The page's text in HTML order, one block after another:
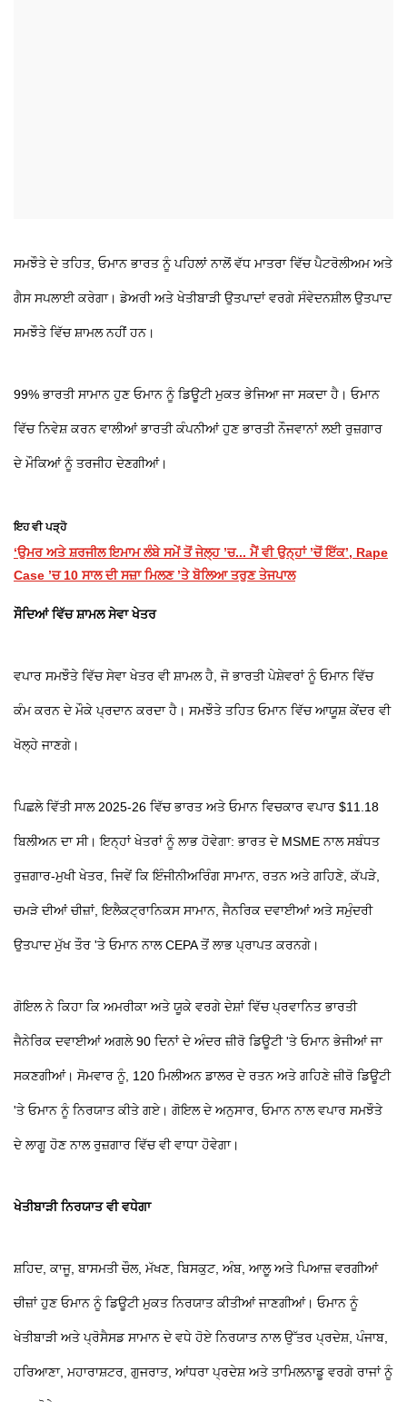
ਸਮਝੌਤੇ ਦੇ ਤਹਿਤ, ਓਮਾਨ ਭਾਰਤ ਨੂੰ ਪਹਿਲਾਂ ਨਾਲੋਂ ਵੱਧ ਮਾਤਰਾ ਵਿੱਚ ਪੈਟਰੋਲੀਅਮ ਅਤੇ
ਗੈਸ ਸਪਲਾਈ ਕਰੇਗਾ। ਡੇਅਰੀ ਅਤੇ ਖੇਤੀਬਾੜੀ ਉਤਪਾਦਾਂ ਵਰਗੇ ਸੰਵੇਦਨਸ਼ੀਲ ਉਤਪਾਦ
ਸਮਝੌਤੇ ਵਿੱਚ ਸ਼ਾਮਲ ਨਹੀਂ ਹਨ।
99% ਭਾਰਤੀ ਸਾਮਾਨ ਹੁਣ ਓਮਾਨ ਨੂੰ ਡਿਊਟੀ ਮੁਕਤ ਭੇਜਿਆ ਜਾ ਸਕਦਾ ਹੈ। ਓਮਾਨ
ਵਿੱਚ ਨਿਵੇਸ਼ ਕਰਨ ਵਾਲੀਆਂ ਭਾਰਤੀ ਕੰਪਨੀਆਂ ਹੁਣ ਭਾਰਤੀ ਨੌਜਵਾਨਾਂ ਲਈ ਰੁਜ਼ਗਾਰ
ਦੇ ਮੌਕਿਆਂ ਨੂੰ ਤਰਜੀਹ ਦੇਣਗੀਆਂ।
ਇਹ ਵੀ ਪੜ੍ਹੋ
‘ਉਮਰ ਅਤੇ ਸ਼ਰਜੀਲ ਇਮਾਮ ਲੰਬੇ ਸਮੇਂ ਤੋਂ ਜੇਲ੍ਹ ’ਚ... ਮੈਂ ਵੀ ਉਨ੍ਹਾਂ ’ਚੋਂ ਇੱਕ’, Rape
Case ’ਚ 10 ਸਾਲ ਦੀ ਸਜ਼ਾ ਮਿਲਣ ’ਤੇ ਬੋਲਿਆ ਤਰੁਣ ਤੇਜਪਾਲ
ਸੌਦਿਆਂ ਵਿੱਚ ਸ਼ਾਮਲ ਸੇਵਾ ਖੇਤਰ
ਵਪਾਰ ਸਮਝੌਤੇ ਵਿੱਚ ਸੇਵਾ ਖੇਤਰ ਵੀ ਸ਼ਾਮਲ ਹੈ, ਜੋ ਭਾਰਤੀ ਪੇਸ਼ੇਵਰਾਂ ਨੂੰ ਓਮਾਨ ਵਿੱਚ
ਕੰਮ ਕਰਨ ਦੇ ਮੌਕੇ ਪ੍ਰਦਾਨ ਕਰਦਾ ਹੈ। ਸਮਝੌਤੇ ਤਹਿਤ ਓਮਾਨ ਵਿੱਚ ਆਯੂਸ਼ ਕੇਂਦਰ ਵੀ
ਖੋਲ੍ਹੇ ਜਾਣਗੇ।
ਪਿਛਲੇ ਵਿੱਤੀ ਸਾਲ 2025-26 ਵਿੱਚ ਭਾਰਤ ਅਤੇ ਓਮਾਨ ਵਿਚਕਾਰ ਵਪਾਰ $11.18
ਬਿਲੀਅਨ ਦਾ ਸੀ। ਇਨ੍ਹਾਂ ਖੇਤਰਾਂ ਨੂੰ ਲਾਭ ਹੋਵੇਗਾ: ਭਾਰਤ ਦੇ MSME ਨਾਲ ਸਬੰਧਤ
ਰੁਜ਼ਗਾਰ-ਮੁਖੀ ਖੇਤਰ, ਜਿਵੇਂ ਕਿ ਇੰਜੀਨੀਅਰਿੰਗ ਸਾਮਾਨ, ਰਤਨ ਅਤੇ ਗਹਿਣੇ, ਕੱਪੜੇ,
ਚਮੜੇ ਦੀਆਂ ਚੀਜ਼ਾਂ, ਇਲੈਕਟ੍ਰਾਨਿਕਸ ਸਾਮਾਨ, ਜੈਨਰਿਕ ਦਵਾਈਆਂ ਅਤੇ ਸਮੁੰਦਰੀ
ਉਤਪਾਦ ਮੁੱਖ ਤੌਰ 'ਤੇ ਓਮਾਨ ਨਾਲ CEPA ਤੋਂ ਲਾਭ ਪ੍ਰਾਪਤ ਕਰਨਗੇ।
ਗੋਇਲ ਨੇ ਕਿਹਾ ਕਿ ਅਮਰੀਕਾ ਅਤੇ ਯੂਕੇ ਵਰਗੇ ਦੇਸ਼ਾਂ ਵਿੱਚ ਪ੍ਰਵਾਨਿਤ ਭਾਰਤੀ
ਜੈਨੇਰਿਕ ਦਵਾਈਆਂ ਅਗਲੇ 90 ਦਿਨਾਂ ਦੇ ਅੰਦਰ ਜ਼ੀਰੋ ਡਿਊਟੀ 'ਤੇ ਓਮਾਨ ਭੇਜੀਆਂ ਜਾ
ਸਕਣਗੀਆਂ। ਸੋਮਵਾਰ ਨੂੰ, 120 ਮਿਲੀਅਨ ਡਾਲਰ ਦੇ ਰਤਨ ਅਤੇ ਗਹਿਣੇ ਜ਼ੀਰੋ ਡਿਊਟੀ
'ਤੇ ਓਮਾਨ ਨੂੰ ਨਿਰਯਾਤ ਕੀਤੇ ਗਏ। ਗੋਇਲ ਦੇ ਅਨੁਸਾਰ, ਓਮਾਨ ਨਾਲ ਵਪਾਰ ਸਮਝੌਤੇ
ਦੇ ਲਾਗੂ ਹੋਣ ਨਾਲ ਰੁਜ਼ਗਾਰ ਵਿੱਚ ਵੀ ਵਾਧਾ ਹੋਵੇਗਾ।
ਖੇਤੀਬਾੜੀ ਨਿਰਯਾਤ ਵੀ ਵਧੇਗਾ
ਸ਼ਹਿਦ, ਕਾਜੂ, ਬਾਸਮਤੀ ਚੌਲ, ਮੱਖਣ, ਬਿਸਕੁਟ, ਅੰਬ, ਆਲੂ ਅਤੇ ਪਿਆਜ਼ ਵਰਗੀਆਂ
ਚੀਜ਼ਾਂ ਹੁਣ ਓਮਾਨ ਨੂੰ ਡਿਊਟੀ ਮੁਕਤ ਨਿਰਯਾਤ ਕੀਤੀਆਂ ਜਾਣਗੀਆਂ। ਓਮਾਨ ਨੂੰ
ਖੇਤੀਬਾੜੀ ਅਤੇ ਪ੍ਰੋਸੈਸਡ ਸਾਮਾਨ ਦੇ ਵਧੇ ਹੋਏ ਨਿਰਯਾਤ ਨਾਲ ਉੱਤਰ ਪ੍ਰਦੇਸ਼, ਪੰਜਾਬ,
ਹਰਿਆਣਾ, ਮਹਾਰਾਸ਼ਟਰ, ਗੁਜਰਾਤ, ਆਂਧਰਾ ਪ੍ਰਦੇਸ਼ ਅਤੇ ਤਾਮਿਲਨਾਡੂ ਵਰਗੇ ਰਾਜਾਂ ਨੂੰ